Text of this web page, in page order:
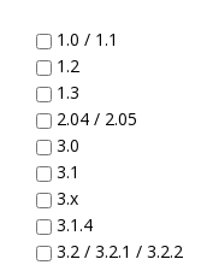
1.0 / 1.1
1.2
1.3
2.04 / 2.05
3.0
3.1
3.x
3.1.4
3.2 / 3.2.1 / 3.2.2